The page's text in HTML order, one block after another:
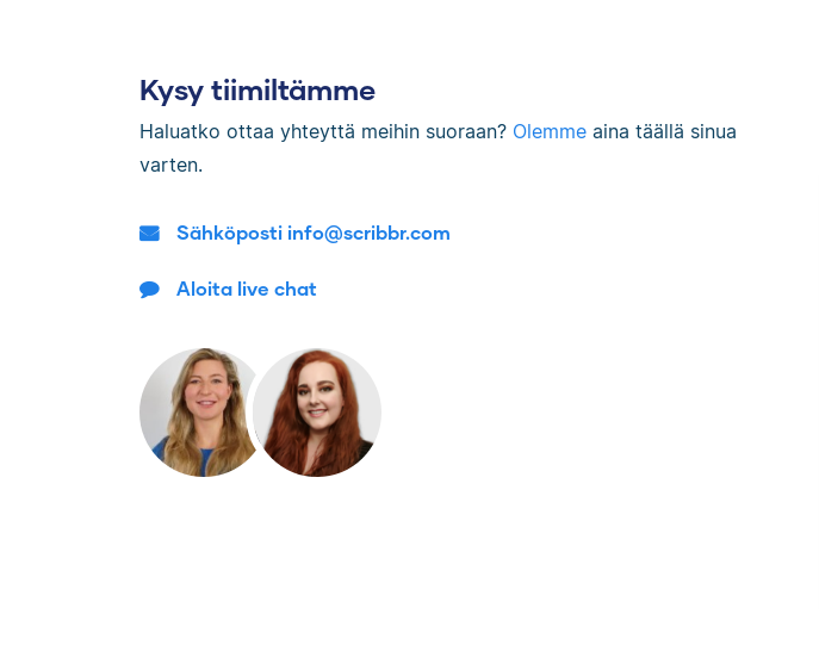
Kysy tiimiltämme
Haluatko ottaa yhteyttä meihin suoraan? Olemme aina täällä sinua
varten.
Sähköposti info@scribbr.com
Aloita live chat